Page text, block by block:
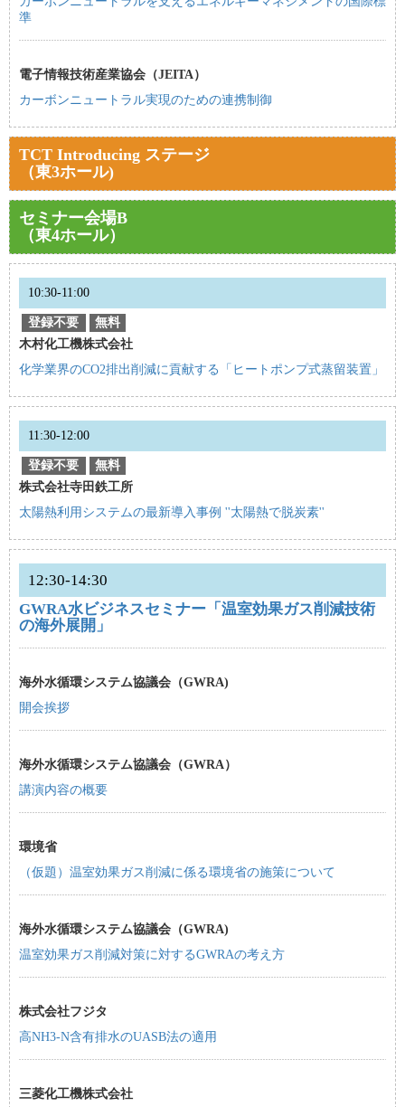
準
電子情報技術産業協会（JEITA）
カーボンニュートラル実現のための連携制御
TCT Introducing ステージ
（東3ホール)
セミナー会場B
（東4ホール）
10:30-11:00
登録不要
無料
木村化工機株式会社
化学業界のCO2排出削減に貢献する「ヒートポンプ式蒸留装置」
11:30-12:00
登録不要
無料
株式会社寺田鉄工所
太陽熱利用システムの最新導入事例 ''太陽熱で脱炭素''
12:30-14:30
GWRA水ビジネスセミナー「温室効果ガス削減技術
の海外展開」
海外水循環システム協議会（GWRA)
開会挨拶
海外水循環システム協議会（GWRA）
講演内容の概要
環境省
（仮題）温室効果ガス削減に係る環境省の施策について
海外水循環システム協議会（GWRA)
温室効果ガス削減対策に対するGWRAの考え方
株式会社フジタ
高NH3-N含有排水のUASB法の適用
三菱化工機株式会社